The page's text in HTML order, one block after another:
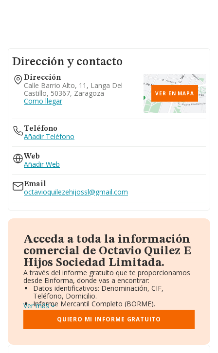
Dirección y contacto
Dirección
Calle Barrio Alto, 11, Langa Del
Castillo, 50367, Zaragoza
Como llegar
VER EN MAPA
Teléfono
Añadir Teléfono
Web
Añadir Web
Email
octavioquilezehijossl@gmail.com
Acceda a toda la información
comercial de Octavio Quilez E
Hijos Sociedad Limitada.
A través del informe gratuito que te proporcionamos
desde Einforma, donde vas a encontrar:
Datos identificativos: Denominación, CIF,
Teléfono, Domicilio.
Informe Mercantil Completo (BORME).
Gráficos de Evolución Ventas y Empleados.
Consejo de Administración y Administradores.
Directivos y Ejecutivos.
Ver más
QUIERO MI INFORME GRATUITO